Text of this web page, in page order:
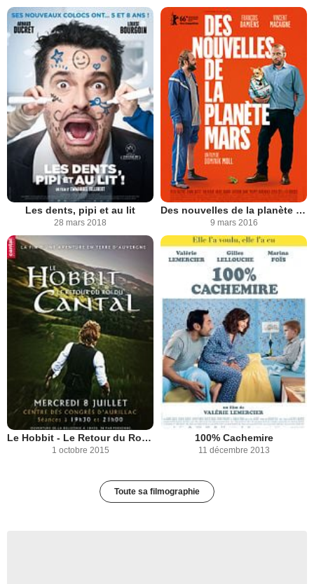
Les dents, pipi et au lit
28 mars 2018
Des nouvelles de la planète Mars
9 mars 2016
Le Hobbit - Le Retour du Roi du Cantal
1 octobre 2015
100% Cachemire
11 décembre 2013
Toute sa filmographie